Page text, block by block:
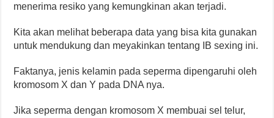
menerima resiko yang kemungkinan akan terjadi.
Kita akan melihat beberapa data yang bisa kita gunakan
untuk mendukung dan meyakinkan tentang IB sexing ini.
Faktanya, jenis kelamin pada seperma dipengaruhi oleh
kromosom X dan Y pada DNA nya.
Jika seperma dengan kromosom X membuai sel telur,